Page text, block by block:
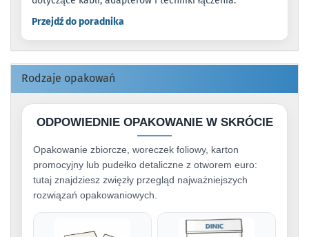
Przejdź do poradnika
Rodzaje opakowań
ODPOWIEDNIE OPAKOWANIE W SKRÓCIE
Opakowanie zbiorcze, woreczek foliowy, karton
promocyjny lub pudełko detaliczne z otworem euro:
tutaj znajdziesz zwięzły przegląd najważniejszych
rozwiązań opakowaniowych.